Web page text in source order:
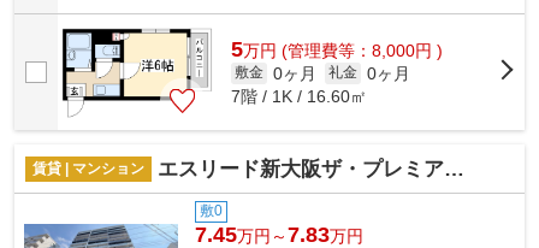
5万円 (管理費等：8,000円 )
敷金 0ヶ月 礼金 0ヶ月
7階 / 1K / 16.60㎡
賃貸 | マンション エスリード新大阪ザ・プレミアウエスト
敷0
7.45万円～7.83万円